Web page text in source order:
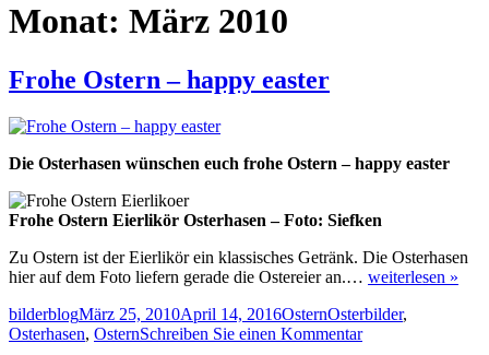
Monat: März 2010
Frohe Ostern – happy easter
Die Osterhasen wünschen euch frohe Ostern – happy easter
Frohe Ostern Eierlikör Osterhasen – Foto: Siefken
Zu Ostern ist der Eierlikör ein klassisches Getränk. Die Osterhasen
hier auf dem Foto liefern gerade die Ostereier an.… weiterlesen »
Autor
bilderblogVeröffentlicht
am
März 25, 2010April 14, 2016Kategorien
OsternSchlagwörter
Osterbilder,
Osterhasen, OsternSchreiben Sie einen Kommentarzu